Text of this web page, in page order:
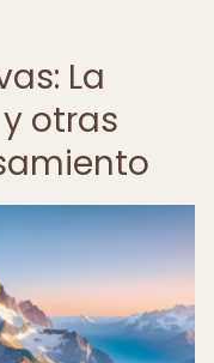
La
otras